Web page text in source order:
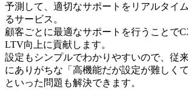
予測して、適切なサポートをリアルタイ
るサービス。
顧客ごとに最適なサポートを行うことで
LTV向上に貢献します。
設定もシンプルでわかりやすいので、従
にありがちな「高機能だが設定が難しく
といった問題も解決できます。